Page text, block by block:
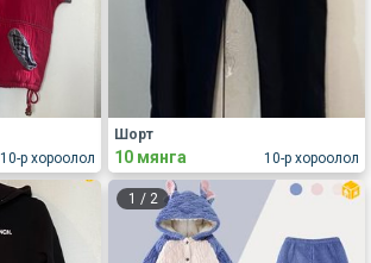
10-р хороолол 10-р хороолол
Шорт
10 мянга
1 / 2